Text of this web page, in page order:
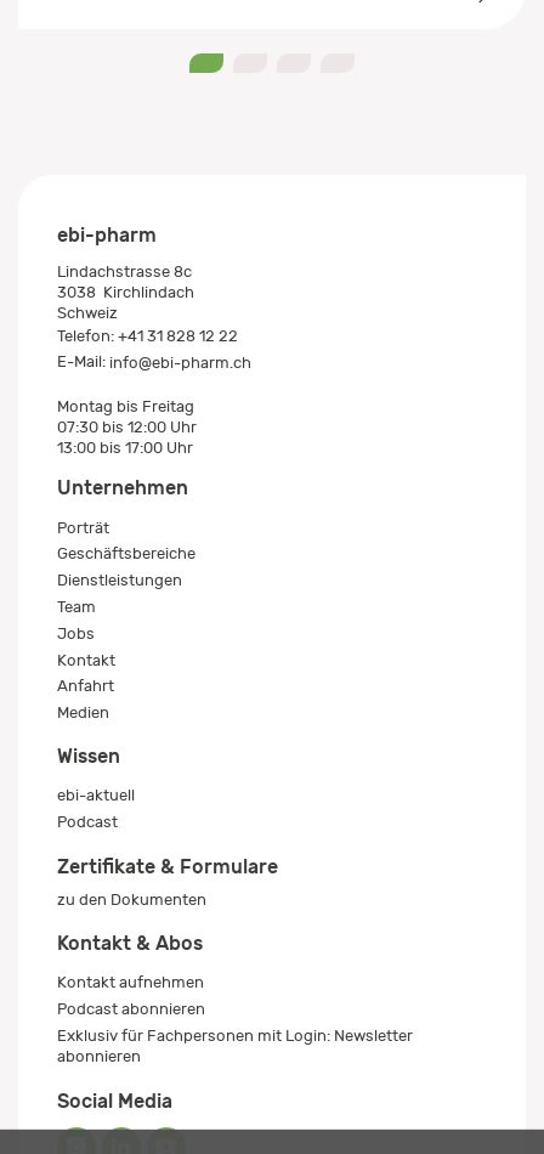
ebi-pharm
Lindachstrasse 8c
3038 Kirchlindach
Schweiz
Telefon: +41 31 828 12 22
E-Mail: info@ebi-pharm.ch
Montag bis Freitag
07:30 bis 12:00 Uhr
13:00 bis 17:00 Uhr
Unternehmen
Porträt
Geschäftsbereiche
Dienstleistungen
Team
Jobs
Kontakt
Anfahrt
Medien
Wissen
ebi-aktuell
Podcast
Zertifikate & Formulare
zu den Dokumenten
Kontakt & Abos
Kontakt aufnehmen
Podcast abonnieren
Exklusiv für Fachpersonen mit Login: Newsletter
abonnieren
Social Media